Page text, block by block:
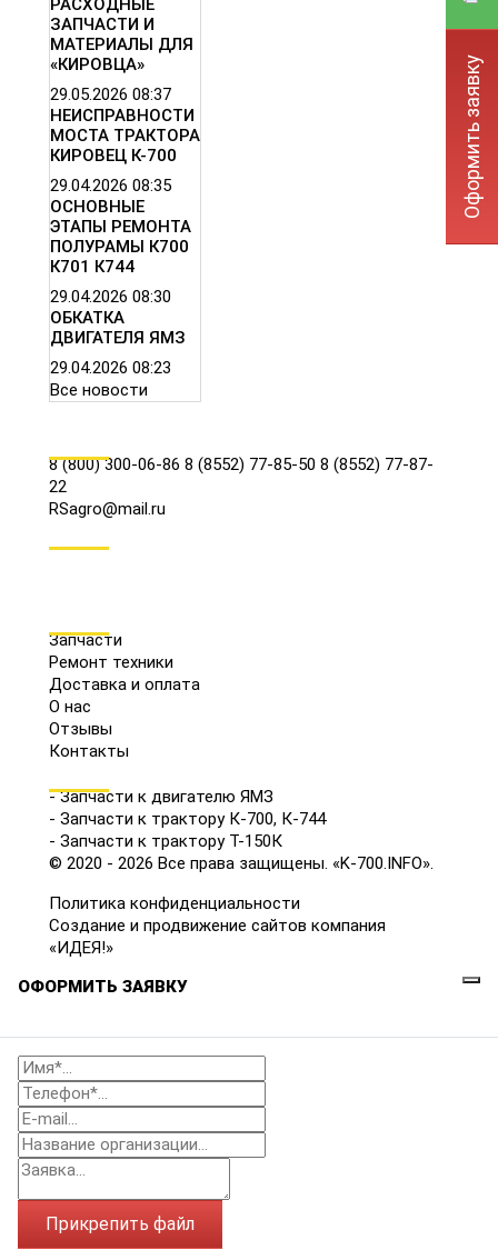
РАСХОДНЫЕ
ЗАПЧАСТИ И
МАТЕРИАЛЫ ДЛЯ
«КИРОВЦА»
29.05.2026 08:37
НЕИСПРАВНОСТИ
МОСТА ТРАКТОРА
КИРОВЕЦ К-700
29.04.2026 08:35
ОСНОВНЫЕ
ЭТАПЫ РЕМОНТА
ПОЛУРАМЫ К700
К701 К744
29.04.2026 08:30
ОБКАТКА
ДВИГАТЕЛЯ ЯМЗ
29.04.2026 08:23
Все новости
8 (800) 300-06-86 8 (8552) 77-85-50 8 (8552) 77-87-
22
RSagro@mail.ru
Запчасти
Ремонт техники
Доставка и оплата
О нас
Отзывы
Контакты
- Запчасти к двигателю ЯМЗ
- Запчасти к трактору К-700, К-744
- Запчасти к трактору Т-150К
© 2020 - 2026 Все права защищены. «K-700.INFO».
Политика конфиденциальности
Создание и продвижение сайтов компания
«ИДЕЯ!»
Оформить заявку
ОФОРМИТЬ ЗАЯВКУ
Прикрепить файл